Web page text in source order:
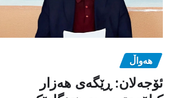
هەواڵ
ئۆجەلان: ڕێگەی هەزار